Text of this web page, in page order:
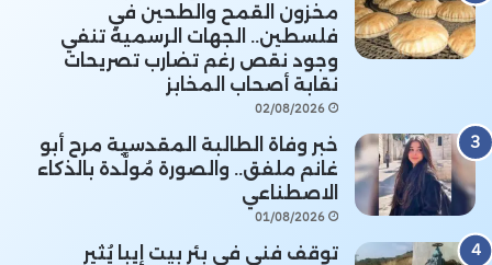
مخزون القمح والطحين في
فلسطين.. الجهات الرسمية تنفي
وجود نقص رغم تضارب تصريحات
نقابة أصحاب المخابز
02/08/2026
خبر وفاة الطالبة المقدسية مرح أبو
غانم ملفق.. والصورة مُولَّدة بالذكاء
الاصطناعي
01/08/2026
توقف فني في بئر بيت إيبا يُثير